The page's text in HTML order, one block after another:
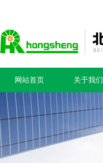
网站首页 关于我们